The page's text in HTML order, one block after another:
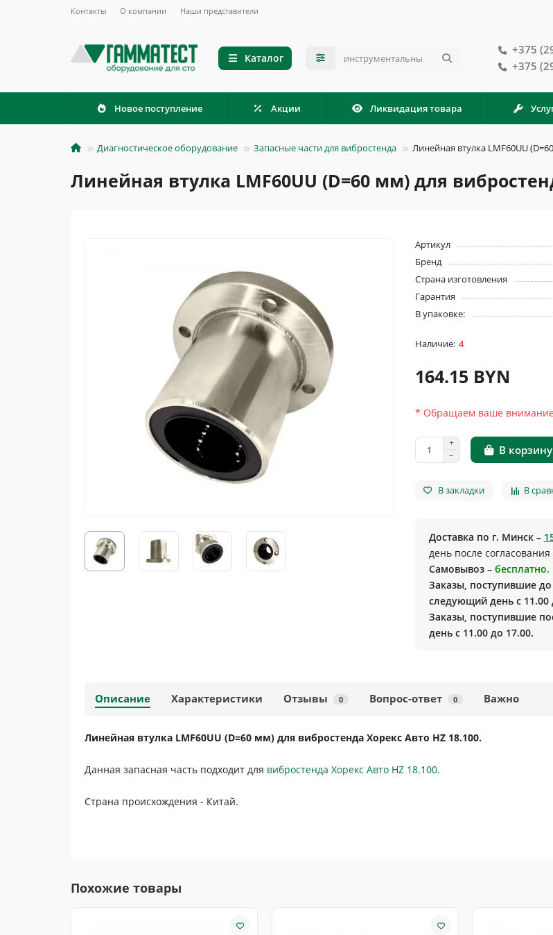
Контакты О компании Наши представители
Каталог
+375
+375
Новое поступление Акции Ликвидация товара
Диагностическое оборудование Запасные части для вибростенда Линейная втулка LMF60UU
Линейная втулка LMF60UU (D=60 мм) для
Артикул
Бренд
Страна изготовления
Гарантия
В упаковке:
4
164.15 BYN
* Обращаем ваше
В корзину
В закладки В
Доставка по г. Минск –
день после согласования
Самовывоз – бесплатно.
Заказы, поступившие
следующий день с 11.00
Заказы, поступившие
день с 11.00 до 17.00.
Описание Характеристики Отзывы 0 Вопрос-ответ 0 Важно
Линейная втулка LMF60UU (D=60 мм) для вибростенда Хорекс Авто HZ 18.100.
Данная запасная часть подходит для вибростенда Хорекс Авто HZ 18.100.
Страна происхождения - Китай.
Похожие товары